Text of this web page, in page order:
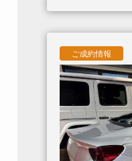
ご成約情報